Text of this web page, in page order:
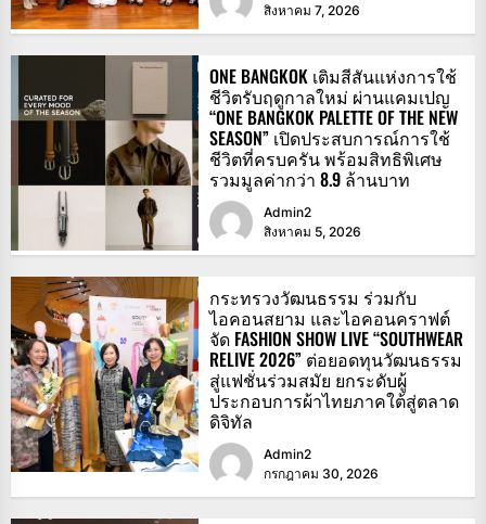
สิงหาคม 7, 2026
ONE BANGKOK เติมสีสันแห่งการใช้
ชีวิตรับฤดูกาลใหม่ ผ่านแคมเปญ
“ONE BANGKOK PALETTE OF THE NEW
SEASON” เปิดประสบการณ์การใช้
ชีวิตที่ครบครัน พร้อมสิทธิพิเศษ
รวมมูลค่ากว่า 8.9 ล้านบาท
Admin2
สิงหาคม 5, 2026
กระทรวงวัฒนธรรม ร่วมกับ
ไอคอนสยาม และไอคอนคราฟต์
จัด FASHION SHOW LIVE “SOUTHWEAR
RELIVE 2026” ต่อยอดทุนวัฒนธรรม
สู่แฟชั่นร่วมสมัย ยกระดับผู้
ประกอบการผ้าไทยภาคใต้สู่ตลาด
ดิจิทัล
Admin2
กรกฎาคม 30, 2026